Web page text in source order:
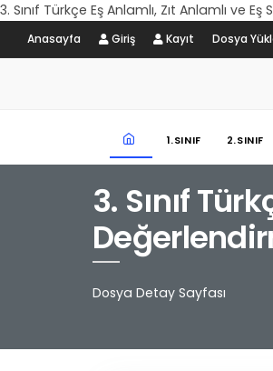
3. Sınıf Türkçe Eş Anlamlı, Zıt Anlamlı ve
Anasayfa Giriş Kayıt Dosya
1.SINIF 2.SINIF
3. Sınıf
Dosya Detay Sayfası